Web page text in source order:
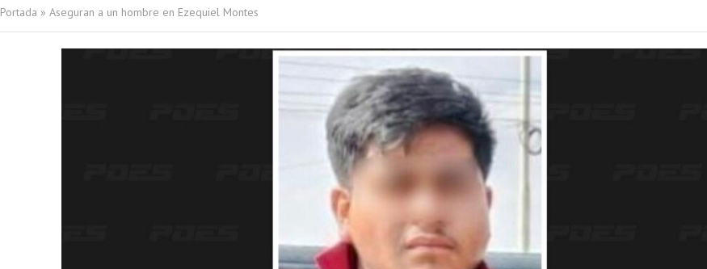
Portada » Aseguran a un hombre en Ezequiel Montes